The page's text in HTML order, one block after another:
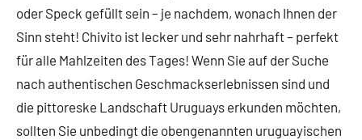
oder Speck gefüllt sein – je nachdem, wonach Ihnen der
Sinn steht! Chivito ist lecker und sehr nahrhaft – perfekt
für alle Mahlzeiten des Tages! Wenn Sie auf der Suche
nach authentischen Geschmackserlebnissen sind und
die pittoreske Landschaft Uruguays erkunden möchten,
sollten Sie unbedingt die obengenannten uruguayischen